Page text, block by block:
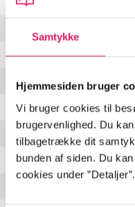
Samtykke
Hjemmesiden bruger
Vi bruger cookies til
brugervenlighed. Du
tilbagetrække dit
bunden af siden. Du
cookies under ”Detaljer”.
Assassin
Victim of the insane
Revelation ("Life or
Bastards will pay
The fall of Lucifer